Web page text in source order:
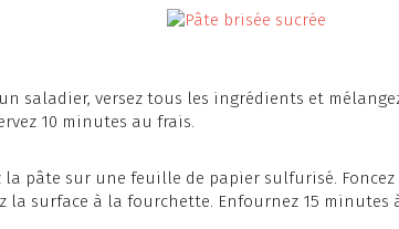
saladier, versez tous les ingrédients et
10 minutes au frais.
la pâte sur une feuille de papier sulfurisé.
la surface à la fourchette. Enfournez 15 minutes